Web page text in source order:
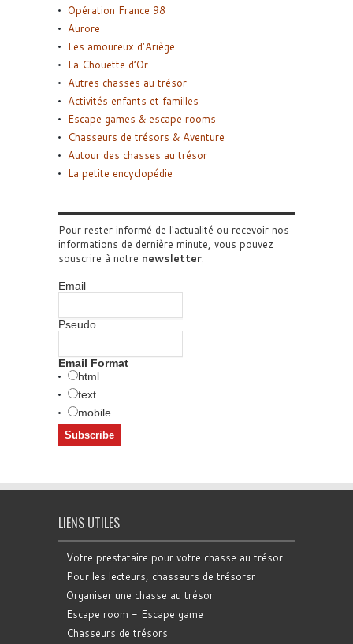
Opération France 98
Aurore
Les amoureux d’Ariège
La Chouette d’Or
Autres chasses au trésor
Activités enfants et familles
Escape games & escape rooms
Chasseurs de trésors & Aventure
Autour des chasses au trésor
La petite encyclopédie
Pour rester informé de l'actualité ou recevoir nos
informations de dernière minute, vous pouvez
souscrire à notre newsletter.
Email
Pseudo
Email Format
html
text
mobile
LIENS UTILES
Votre prestataire pour votre chasse au trésor
Pour les lecteurs, chasseurs de trésorsr
Organiser une chasse au trésor
Escape room - Escape game
Chasseurs de trésors